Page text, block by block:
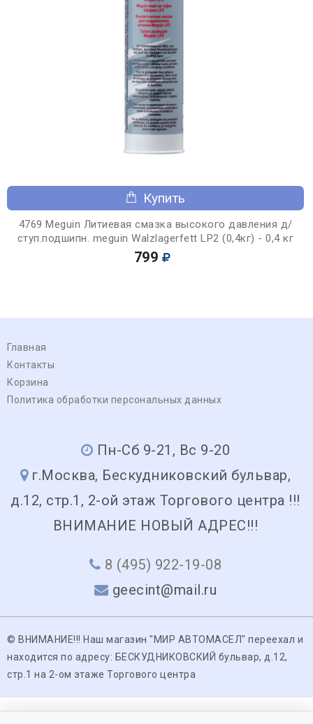
Купить
4769 Meguin Литиевая смазка высокого давления д/
ступ.подшипн. meguin Walzlagerfett LP2 (0,4кг) - 0,4 кг
799
Главная
Контакты
Корзина
Политика обработки персональных данных
Пн-Сб 9-21, Вс 9-20
г.Москва, Бескудниковский бульвар,
д.12, стр.1, 2-ой этаж Торгового центра !!!
ВНИМАНИЕ НОВЫЙ АДРЕС!!!
8 (495) 922-19-08
geecint@mail.ru
© ВНИМАНИЕ!!! Наш магазин "МИР АВТОМАСЕЛ" переехал и
находится по адресу: БЕСКУДНИКОВСКИЙ бульвар, д.12,
стр.1 на 2-ом этаже Торгового центра